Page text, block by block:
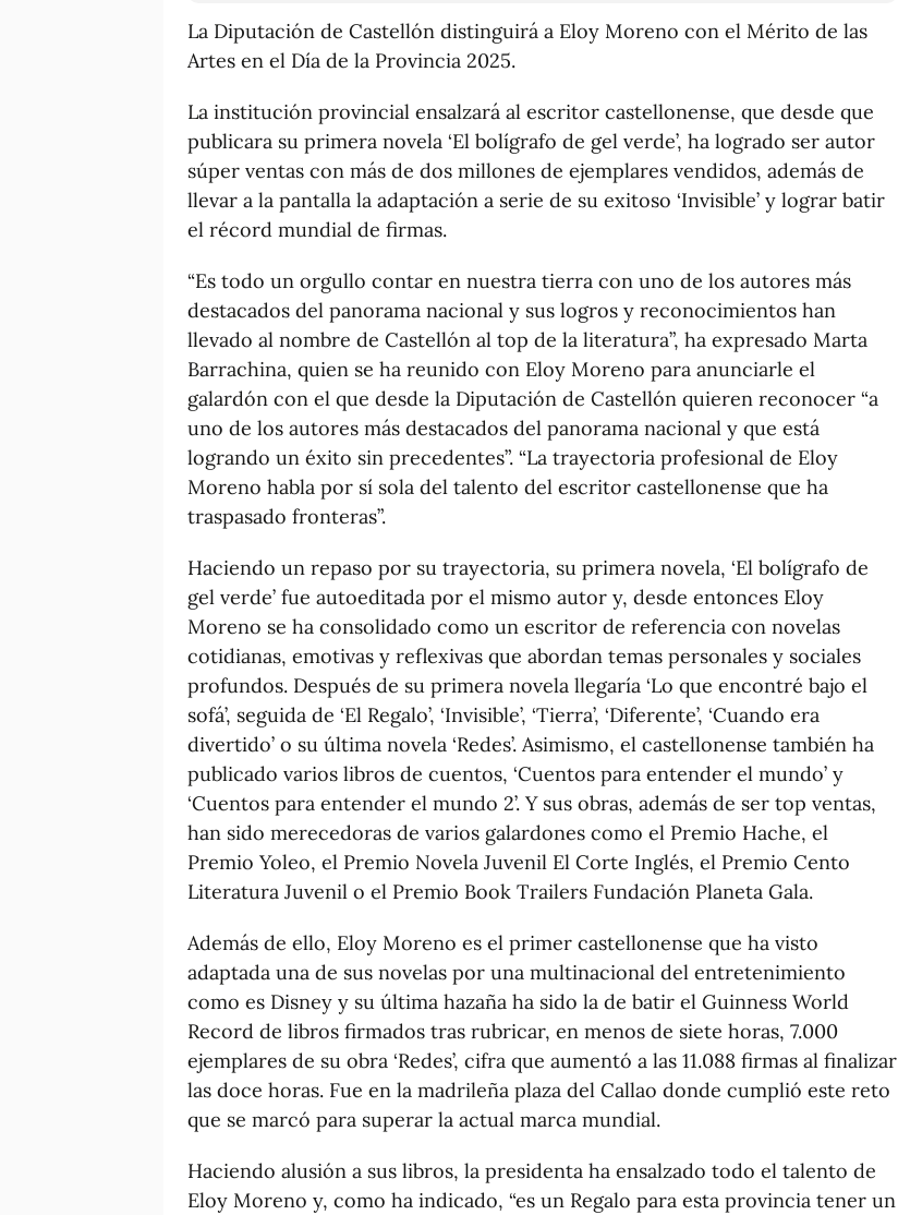
La Diputación de Castellón distinguirá a Eloy Moreno con el Mérito de las
Artes en el Día de la Provincia 2025.
La institución provincial ensalzará al escritor castellonense, que desde que
publicara su primera novela ‘El bolígrafo de gel verde’, ha logrado ser autor
súper ventas con más de dos millones de ejemplares vendidos, además de
llevar a la pantalla la adaptación a serie de su exitoso ‘Invisible’ y lograr batir
el récord mundial de firmas.
“Es todo un orgullo contar en nuestra tierra con uno de los autores más
destacados del panorama nacional y sus logros y reconocimientos han
llevado al nombre de Castellón al top de la literatura”, ha expresado Marta
Barrachina, quien se ha reunido con Eloy Moreno para anunciarle el
galardón con el que desde la Diputación de Castellón quieren reconocer “a
uno de los autores más destacados del panorama nacional y que está
logrando un éxito sin precedentes”. “La trayectoria profesional de Eloy
Moreno habla por sí sola del talento del escritor castellonense que ha
traspasado fronteras”.
Haciendo un repaso por su trayectoria, su primera novela, ‘El bolígrafo de
gel verde’ fue autoeditada por el mismo autor y, desde entonces Eloy
Moreno se ha consolidado como un escritor de referencia con novelas
cotidianas, emotivas y reflexivas que abordan temas personales y sociales
profundos. Después de su primera novela llegaría ‘Lo que encontré bajo el
sofá’, seguida de ‘El Regalo’, ‘Invisible’, ‘Tierra’, ‘Diferente’, ‘Cuando era
divertido’ o su última novela ‘Redes’. Asimismo, el castellonense también ha
publicado varios libros de cuentos, ‘Cuentos para entender el mundo’ y
‘Cuentos para entender el mundo 2’. Y sus obras, además de ser top ventas,
han sido merecedoras de varios galardones como el Premio Hache, el
Premio Yoleo, el Premio Novela Juvenil El Corte Inglés, el Premio Cento
Literatura Juvenil o el Premio Book Trailers Fundación Planeta Gala.
Además de ello, Eloy Moreno es el primer castellonense que ha visto
adaptada una de sus novelas por una multinacional del entretenimiento
como es Disney y su última hazaña ha sido la de batir el Guinness World
Record de libros firmados tras rubricar, en menos de siete horas, 7.000
ejemplares de su obra ‘Redes’, cifra que aumentó a las 11.088 firmas al finalizar
las doce horas. Fue en la madrileña plaza del Callao donde cumplió este reto
que se marcó para superar la actual marca mundial.
Haciendo alusión a sus libros, la presidenta ha ensalzado todo el talento de
Eloy Moreno y, como ha indicado, “es un Regalo para esta provincia tener un